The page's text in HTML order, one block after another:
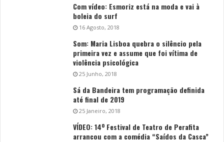
Com vídeo: Esmoriz está na moda e vai à
boleia do surf
16 Agosto, 2018
Som: Maria Lisboa quebra o silêncio pela
primeira vez e assume que foi vítima de
violência psicológica
25 Junho, 2018
Sá da Bandeira tem programação definida
até final de 2019
25 Janeiro, 2018
VÍDEO: 14º Festival de Teatro de Perafita
arrancou com a comédia “Saídos da Casca”